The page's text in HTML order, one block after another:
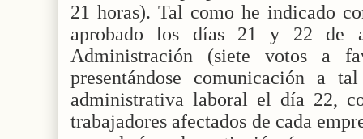
21 horas). Tal como he indicado
aprobado los días 21 y 22 de
Administración (siete votos a
presentándose comunicación a
administrativa laboral el día 22,
trabajadores afectados de cada